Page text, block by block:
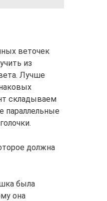
веточек
из
Лучше
складываем
параллельные
должна
была
она